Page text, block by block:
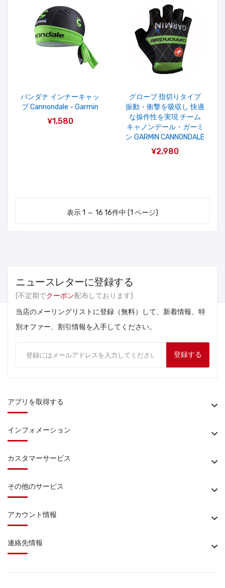
バンダナ インナーキャッ
プ Cannondale - Garmin
¥1,580
グローブ 指切りタイプ
振動・衝撃を吸収し 快適
な操作性を実現 チーム
キャノンデール・ガーミ
ン GARMIN CANNONDALE
¥2,980
表示 1 ～ 16 16件中 (1 ページ)
ニュースレターに登録する
(不定期でクーポン配布しております)
当店のメーリングリストに登録（無料）して、新着情報、特
別オファー、割引情報を入手してください。
登録する
アプリを取得する
インフォメーション
カスタマーサービス
その他のサービス
アカウント情報
連絡先情報